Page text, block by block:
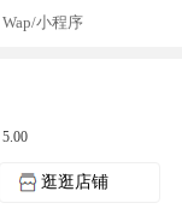
Wap/小程序
5.00
逛逛店铺